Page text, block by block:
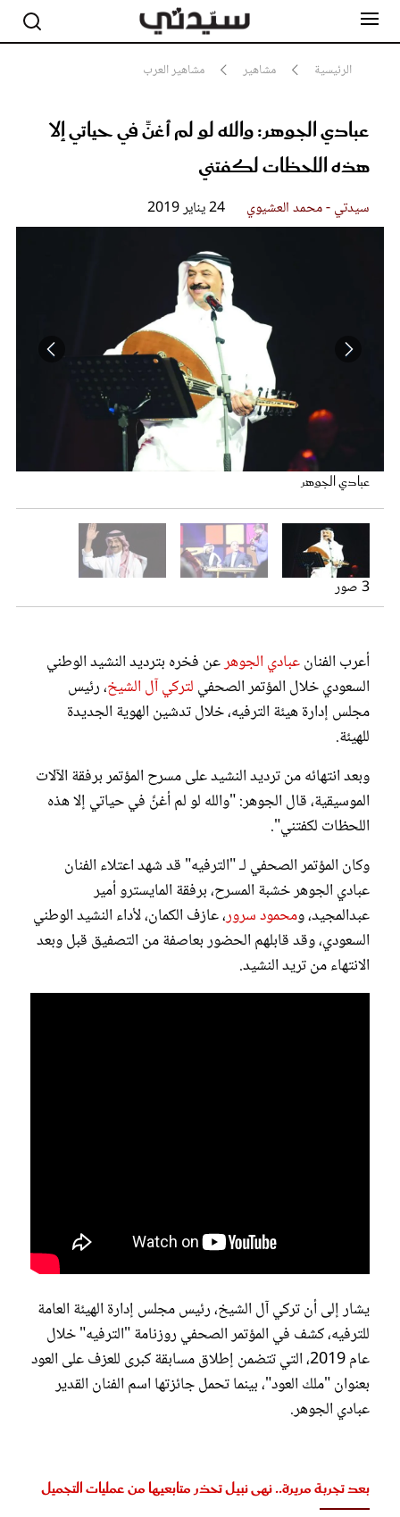
الرئيسية مشاهير مشاهير العرب
عبادي الجوهر: والله لو لم أغنِّ في حياتي إلا
هذه اللحظات لكفتني
سيدتي - محمد العشيوي 24 يناير 2019
عبادي الجوهر
3 صور
أعرب الفنانعبادي الجوهرعن فخره بترديد النشيد الوطني
السعودي خلال المؤتمر الصحفي لتركي آل الشيخ، رئيس
مجلس إدارة هيئة الترفيه، خلال تدشين الهوية الجديدة
للهيئة.
وبعد انتهائه من ترديد النشيد على مسرح المؤتمر برفقة الآلات
الموسيقية، قال الجوهر: "والله لو لم أغنِّ في حياتي إلا هذه
اللحظات لكفتني".
وكان المؤتمر الصحفي لـ "الترفيه" قد شهد اعتلاء الفنان
عبادي الجوهر خشبة المسرح، برفقة المايسترو أمير
عبدالمجيد، ومحمود سرور، عازف الكمان، لأداء النشيد الوطني
السعودي، وقد قابلهم الحضور بعاصفة من التصفيق قبل وبعد
الانتهاء من تريد النشيد.
يشار إلى أن تركي آل الشيخ، رئيس مجلس إدارة الهيئة العامة
للترفيه، كشف في المؤتمر الصحفي روزنامة "الترفيه" خلال
عام 2019، التي تتضمن إطلاق مسابقة كبرى للعزف على العود
بعنوان "ملك العود"، بينما تحمل جائزتها اسم الفنان القدير
عبادي الجوهر.
بعد تجربة مريرة.. نهى نبيل تحذر متابعيها من عمليات التجميل
مشاهير
أناقة
جمال
سيدتي وطفلك
لايف ستايل
مقالات الرأي
عروس سيدتي
مجلة سيدتي
غلاف رفمي